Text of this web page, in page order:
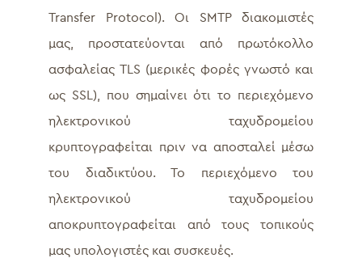
Transfer Protocol). Οι SMTP διακομιστές
μας, προστατεύονται από πρωτόκολλο
ασφαλείας TLS (μερικές φορές γνωστό και
ως SSL), που σημαίνει ότι το περιεχόμενο
ηλεκτρονικού ταχυδρομείου
κρυπτογραφείται πριν να αποσταλεί μέσω
του διαδικτύου. Το περιεχόμενο του
ηλεκτρονικού ταχυδρομείου
αποκρυπτογραφείται από τους τοπικούς
μας υπολογιστές και συσκευές.